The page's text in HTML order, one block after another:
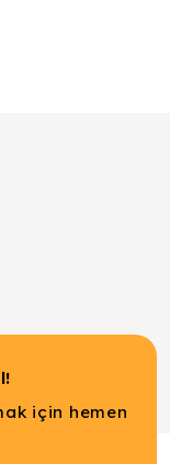
için hemen